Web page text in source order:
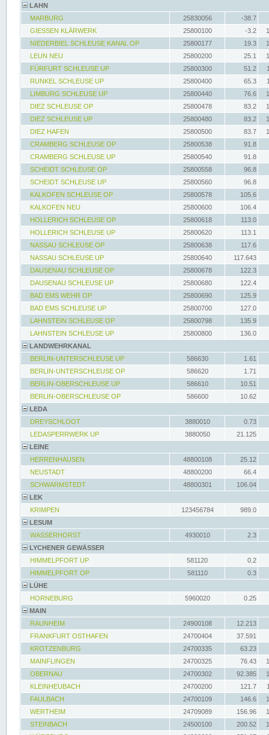
LAHN
MARBURG
25830056
-38.7
GIESSEN KLÄRWERK
25800100 -3.2
NIEDERBIEL SCHLEUSE KANAL OP
25800177 19.3
LEUN NEU
25800200 25.1
FÜRFURT SCHLEUSE UP
25800300 51.2
RUNKEL SCHLEUSE UP
25800400 65.3
LIMBURG SCHLEUSE UP
25800440 76.6
DIEZ SCHLEUSE OP
25800478 83.2
DIEZ SCHLEUSE UP
25800480 83.2
DIEZ HAFEN
25800500 83.7
CRAMBERG SCHLEUSE OP
25800538
91.8
CRAMBERG SCHLEUSE UP
25800540
91.8
SCHEIDT SCHLEUSE OP
25800558
96.8
SCHEIDT SCHLEUSE UP
25800560
96.8
KALKOFEN SCHLEUSE OP
25800578
105.6
KALKOFEN NEU
25800600
106.4
HOLLERICH SCHLEUSE OP
25800618
113.0
HOLLERICH SCHLEUSE UP
25800620
113.1
NASSAU SCHLEUSE OP
25800638
117.6
NASSAU SCHLEUSE UP
25800640
117.643
DAUSENAU SCHLEUSE OP
25800678
122.3
DAUSENAU SCHLEUSE UP
25800680
122.4
BAD EMS WEHR OP
25800690
125.9
BAD EMS SCHLEUSE UP
25800700
127.0
LAHNSTEIN SCHLEUSE OP
25800798
135.9
LAHNSTEIN SCHLEUSE UP
25800800
136.0
LANDWEHRKANAL
BERLIN-UNTERSCHLEUSE UP
586630
1.61
BERLIN-UNTERSCHLEUSE OP
586620
1.71
BERLIN-OBERSCHLEUSE UP
586610
10.51
BERLIN-OBERSCHLEUSE OP
586600
10.62
LEDA
DREYSCHLOOT
3880010
0.73
LEDASPERRWERK UP
3880050
21.125
LEINE
HERRENHAUSEN
48800108
25.12
NEUSTADT
48800200
66.4
SCHWARMSTEDT
48800301
106.04
LEK
KRIMPEN
123456784
989.0
LESUM
WASSERHORST
4930010
2.3
LYCHENER GEWÄSSER
HIMMELPFORT UP
581120
0.2
HIMMELPFORT OP
581110
0.3
LÜHE
HORNEBURG
5960020
0.25
MAIN
RAUNHEIM
24900108
12.213
FRANKFURT OSTHAFEN
24700404
37.591
KROTZENBURG
24700335
63.23
MAINFLINGEN
24700325 76.43
OBERNAU
24700302 92.385
KLEINHEUBACH
24700200 121.7
FAULBACH
24700109 146.6
WERTHEIM
24709089 156.96
STEINBACH
24500100 200.52